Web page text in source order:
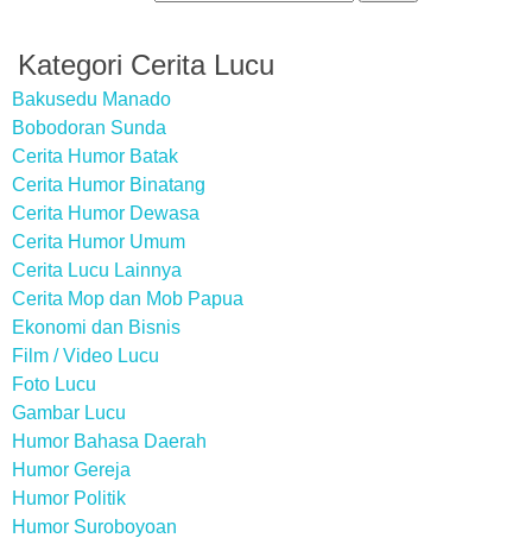
Kategori Cerita Lucu
Bakusedu Manado
Bobodoran Sunda
Cerita Humor Batak
Cerita Humor Binatang
Cerita Humor Dewasa
Cerita Humor Umum
Cerita Lucu Lainnya
Cerita Mop dan Mob Papua
Ekonomi dan Bisnis
Film / Video Lucu
Foto Lucu
Gambar Lucu
Humor Bahasa Daerah
Humor Gereja
Humor Politik
Humor Suroboyoan